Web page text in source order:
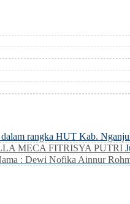
rangka HUT Kab.
MECA FITRISYA PUTRI
: Dewi Nofika Ainnur